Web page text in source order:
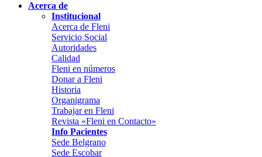
Acerca de
Institucional
Acerca de Fleni
Servicio Social
Autoridades
Calidad
Fleni en números
Donar a Fleni
Historia
Organigrama
Trabajar en Fleni
Revista «Fleni en Contacto»
Info Pacientes
Sede Belgrano
Sede Escobar